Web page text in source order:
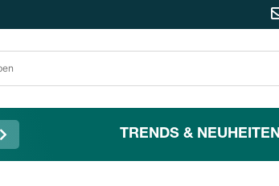
TRENDS & NEUHEITEN